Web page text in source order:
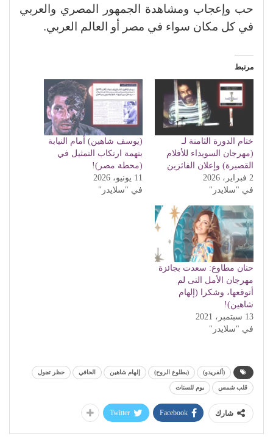
حب وإعجاب ومشاهدة الجمهور المصري والعربي
في كل مكان سواء في مصر أو العالم العربي.
مرتبط
ختام الدورة الثامنة لـ
(مهرجان السويداء للأفلام
القصيرة) وإعلان الفائزين
2 فبراير، 2026
في "سلايدر"
(يوسف شاهين) أمام النيابة
بتهمة ارتكاب التمثيل في
(محطة مصر)!
11 يونيو، 2026
في "سلايدر"
حنان مطاوع: سعدت بجائزة
مهرجان الأمل التى لم
أتوقعها، وشكرا (إلهام
شاهين)!
13 سبتمبر، 2021
في "سلايدر"
(ألفريدو) (بطلوع الروح) إلهام شاهين الحافي حظر تجول
قلب شمس يوم للستات
شارك Facebook
Twitter